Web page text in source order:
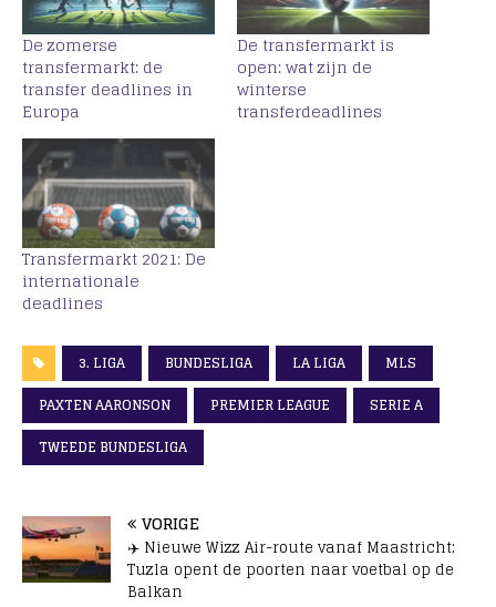
De zomerse
transfermarkt: de
transfer deadlines in
Europa
De transfermarkt is
open: wat zijn de
winterse
transferdeadlines
Transfermarkt 2021: De
internationale
deadlines
3. LIGA BUNDESLIGA LA LIGA
MLS
PAXTEN AARONSON
PREMIER LEAGUE
SERIE A
TWEEDE BUNDESLIGA
VORIGE
✈️ Nieuwe Wizz Air-route vanaf Maastricht:
Tuzla opent de poorten naar voetbal op de
Balkan